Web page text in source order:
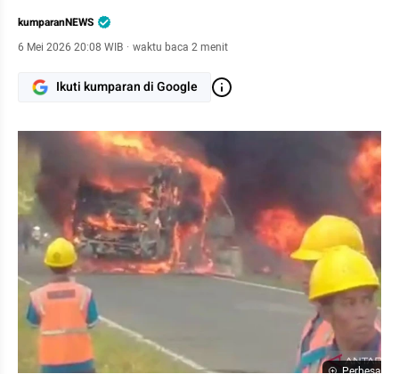
kumparanNEWS
6 Mei 2026 20:08 WIB · waktu baca 2 menit
Ikuti kumparan di Google